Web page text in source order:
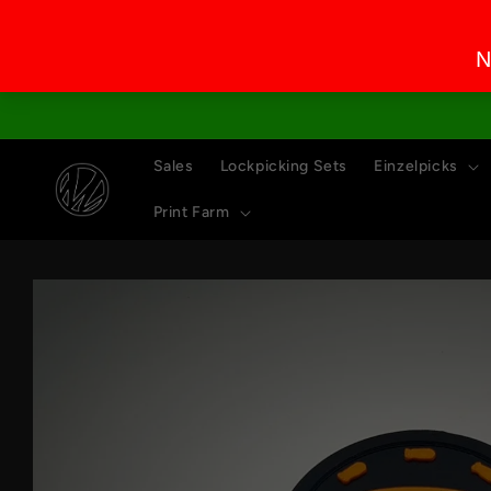
Sales Lockpicking Sets Einzelpicks
Print Farm
Zu